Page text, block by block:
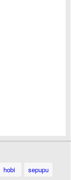
hobi
sepupu